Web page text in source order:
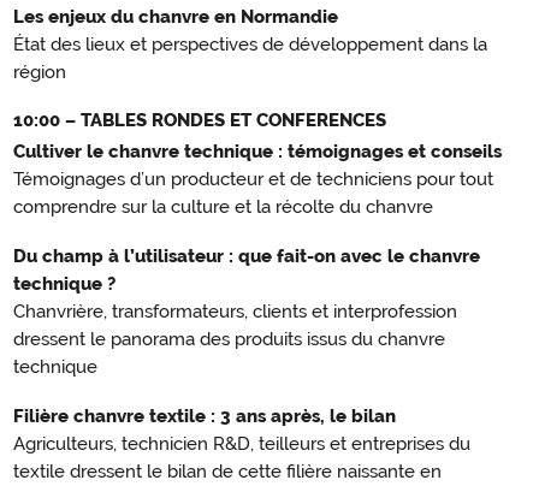
Les enjeux du chanvre en Normandie
État des lieux et perspectives de développement dans la
région
10:00 – TABLES RONDES ET CONFERENCES
Cultiver le chanvre technique : témoignages et conseils
Témoignages d’un producteur et de techniciens pour tout
comprendre sur la culture et la récolte du chanvre
Du champ à l’utilisateur : que fait-on avec le chanvre
technique ?
Chanvrière, transformateurs, clients et interprofession
dressent le panorama des produits issus du chanvre
technique
Filière chanvre textile : 3 ans après, le bilan
Agriculteurs, technicien R&D, teilleurs et entreprises du
textile dressent le bilan de cette filière naissante en